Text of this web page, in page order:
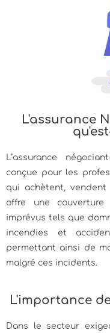
L'assurance
L’assurance
conçue pour les
qui achètent,
offre une couverture
imprévus tels que
incendies et
permettant ainsi de
malgré ces incidents.
L'importance
Dans le secteur